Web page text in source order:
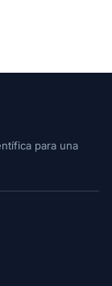
para una